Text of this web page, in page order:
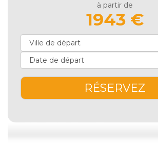
à partir de
1943 €
RÉSERVEZ